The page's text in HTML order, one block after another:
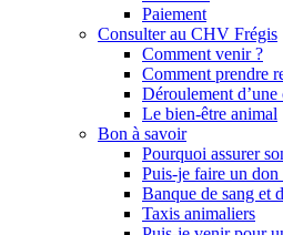
Paiement
Consulter au CHV Frégis
Comment venir ?
Comment prendre
Déroulement d’une
Le bien-être animal
Bon à savoir
Pourquoi assurer
Puis-je faire un don
Banque de sang et
Taxis animaliers